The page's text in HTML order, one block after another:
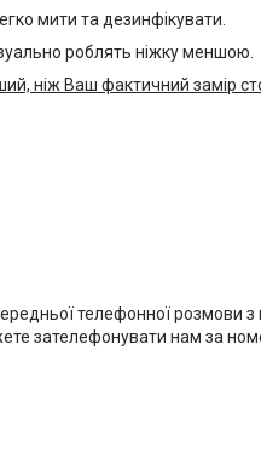
мити та дезинфікувати.
роблять ніжку меншою.
ніж Ваш фактичний замір
телефонної розмови
зателефонувати нам за